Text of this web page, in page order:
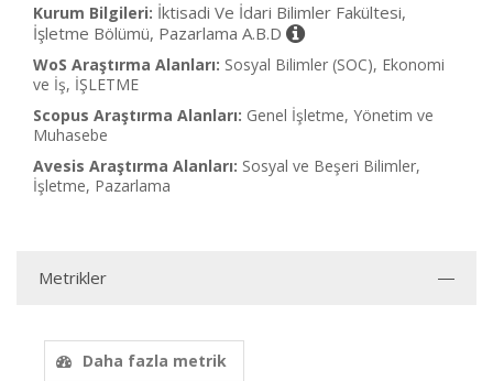
Kurum Bilgileri: İktisadi Ve İdari Bilimler Fakültesi,
İşletme Bölümü, Pazarlama A.B.D
WoS Araştırma Alanları: Sosyal Bilimler (SOC), Ekonomi
ve İş, İŞLETME
Scopus Araştırma Alanları: Genel İşletme, Yönetim ve
Muhasebe
Avesis Araştırma Alanları: Sosyal ve Beşeri Bilimler,
İşletme, Pazarlama
Metrikler
Daha fazla metrik